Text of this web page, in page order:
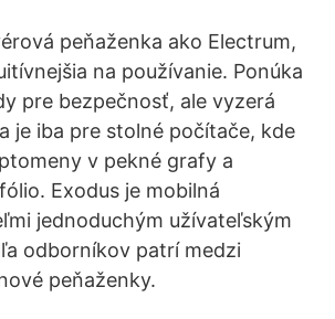
peňaženka ako Electrum,
na používanie. Ponúka
pre bezpečnosť, ale vyzerá
je iba pre stolné počítače, kde
v pekné grafy a
Exodus je mobilná
jednoduchým užívateľským
odborníkov patrí medzi
peňaženky.